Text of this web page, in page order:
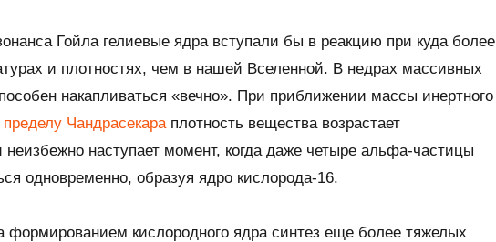
Гойла гелиевые ядра вступали бы в реакцию при куда более
и плотностях, чем в нашей Вселенной. В недрах массивных
накапливаться «вечно». При приближении массы инертного
пределу Чандрасекараплотность вещества возрастает
неизбежно наступает момент, когда даже четыре альфа-частицы
одновременно, образуя ядро кислорода-16.
кислородного ядра синтез еще более тяжелых